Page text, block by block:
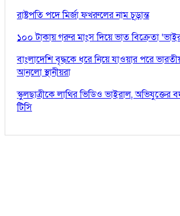
রাষ্ট্রপতি পদে মির্জা ফখরুলের নাম চূড়ান্ত
১০০ টাকায় গরুর মাংস দিয়ে ভাত বিক্রেতা
বাংলাদেশি বৃদ্ধকে ধরে নিয়ে যাওয়ার পরে
আনলো স্থানীয়রা
স্কুলছাত্রীকে লাথির ভিডিও ভাইরাল,
টিসি